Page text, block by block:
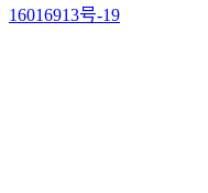
16016913号-19